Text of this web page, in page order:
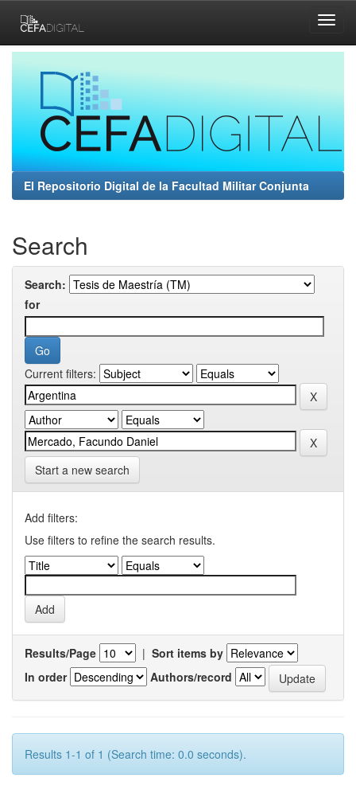
navigation
El Repositorio Digital de la Facultad Militar Conjunta
Search
Search:
for
Current filters:
Start a new search
Add filters:
Use filters to refine the search results.
Results/Page | Sort items by
In order
Authors/record
Results 1-1 of 1 (Search time: 0.0 seconds).